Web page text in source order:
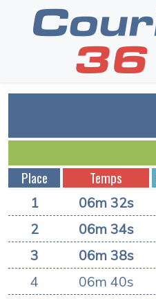
Place Temps
1 06m 32s
2 06m 34s
3 06m 38s
4 06m 40s